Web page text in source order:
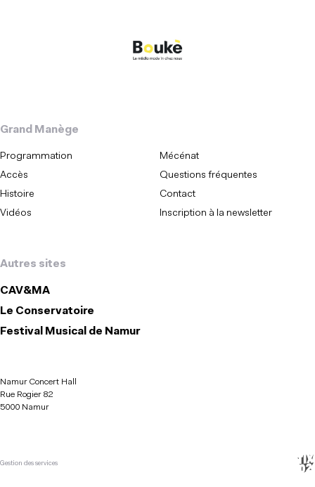
Autres sites
CAV&MA
Le Conservatoire
Festival Musical de Namur
Grand Manège
Programmation
Mécénat
Accès
Questions fréquentes
Histoire
Contact
Vidéos
Inscription à la newsletter
Namur Concert Hall
Rue Rogier 82
5000 Namur
Gestion des services